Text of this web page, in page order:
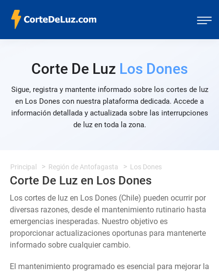
Corte De Luz Los Dones
Sigue, registra y mantente informado sobre los cortes de luz
en Los Dones con nuestra plataforma dedicada. Accede a
información detallada y actualizada sobre las interrupciones
de luz en toda la zona.
Principal Región de Antofagasta Los Dones
Corte De Luz en Los Dones
Los cortes de luz en Los Dones (Chile) pueden ocurrir por
diversas razones, desde el mantenimiento rutinario hasta
emergencias inesperadas. Nuestro objetivo es
proporcionar actualizaciones oportunas para mantenerte
informado sobre cualquier cambio.
El mantenimiento programado es esencial para mejorar la